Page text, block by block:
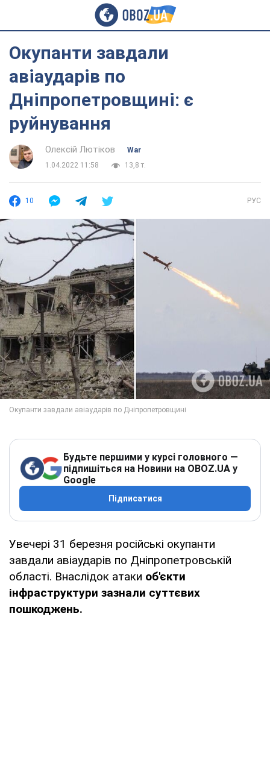
Окупанти завдали
авіаударів по
Дніпропетровщині: є
руйнування
Олексій Лютіков
War
1.04.2022 11:58
13,8 т.
10 РУС
Будьте першими у курсі головного —
підпишіться на Новини на OBOZ.UA у
Google
Підписатися
Увечері 31 березня російські окупанти
завдали авіаударів по Дніпропетровській
області. Внаслідок атаки об'єкти
інфраструктури зазнали суттєвих
пошкоджень.